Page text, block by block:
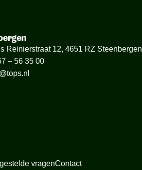
Reinierstraat 12, 4651 RZ Steenbergen
– 56 35 00
vragenContact